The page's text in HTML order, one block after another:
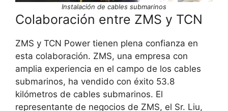
Instalación de cables submarinos
Colaboración entre ZMS y TCN
ZMS y TCN Power tienen plena confianza en
esta colaboración. ZMS, una empresa con
amplia experiencia en el campo de los cables
submarinos, ha vendido con éxito 53.8
kilómetros de cables submarinos. El
representante de negocios de ZMS, el Sr. Liu,